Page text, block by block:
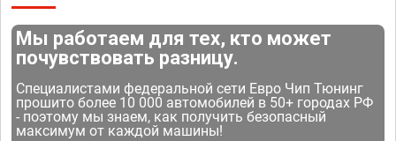
Мы работаем для тех, кто может
почувствовать разницу.
Специалистами федеральной сети Евро Чип Тюнинг
прошито более 10 000 автомобилей в 50+ городах РФ
- поэтому мы знаем, как получить безопасный
максимум от каждой машины!